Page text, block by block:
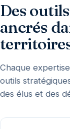
Des
ancrés
Chaque
outils
des élus et des